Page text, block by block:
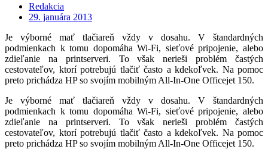
Redakcia
29. januára 2013
Je výborné mať tlačiareň vždy v dosahu. V štandardných
podmienkach k tomu dopomáha Wi-Fi, sieťové pripojenie, alebo
zdieľanie na printserveri. To však nerieši problém častých
cestovateľov, ktorí potrebujú tlačiť často a kdekoľvek. Na pomoc
preto prichádza HP so svojím mobilným All-In-One Officejet 150.
Je výborné mať tlačiareň vždy v dosahu. V štandardných
podmienkach k tomu dopomáha Wi-Fi, sieťové pripojenie, alebo
zdieľanie na printserveri. To však nerieši problém častých
cestovateľov, ktorí potrebujú tlačiť často a kdekoľvek. Na pomoc
preto prichádza HP so svojím mobilným All-In-One Officejet 150.